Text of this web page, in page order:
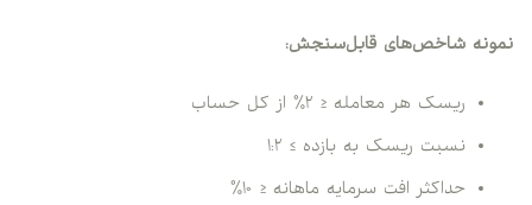
نمونه شاخص‌های قابل‌سنجش:
ریسک هر معامله ≤ ۲٪ از کل حساب
نسبت ریسک به بازده ≥ ۱:۲
حداکثر افت سرمایه ماهانه ≤ ۱۰٪